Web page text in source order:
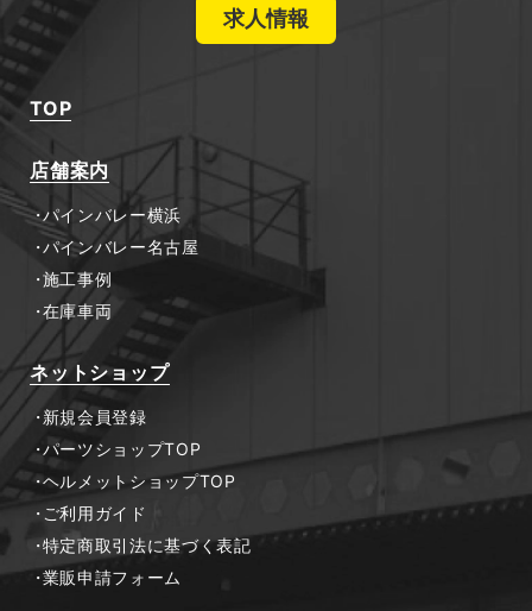
求人情報
TOP
店舗案内
パインバレー横浜
パインバレー名古屋
施工事例
在庫車両
ネットショップ
新規会員登録
パーツショップTOP
ヘルメットショップTOP
ご利用ガイド
特定商取引法に基づく表記
業販申請フォーム